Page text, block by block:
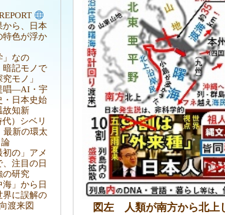
ら、日本
特色が浮か
」なの
記モノで
モノ」
唱―AI・宇
・日本史始
故知新
代）シベリ
最新の環太
初の」アメ
、注目の日
の研究
」から日
界に誤解の
渡来図
図左 人類が南方から北上